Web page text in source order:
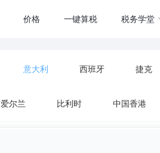
价格 一键算税 税务学堂
意大利 西班牙 捷克
爱尔兰 比利时 中国香港